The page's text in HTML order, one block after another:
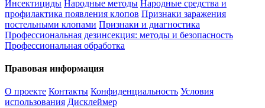
Инсектициды Народные методы Народные средства и
профилактика появления клопов Признаки заражения
постельными клопами Признаки и диагностика
Профессиональная дезинсекция: методы и безопасность
Профессиональная обработка
Правовая информация
О проекте Контакты Конфиденциальность Условия
использования Дисклеймер